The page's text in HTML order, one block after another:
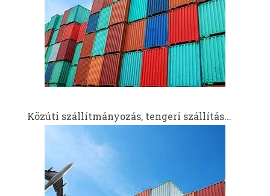
Közúti szállítmányozás, tengeri szállítás...